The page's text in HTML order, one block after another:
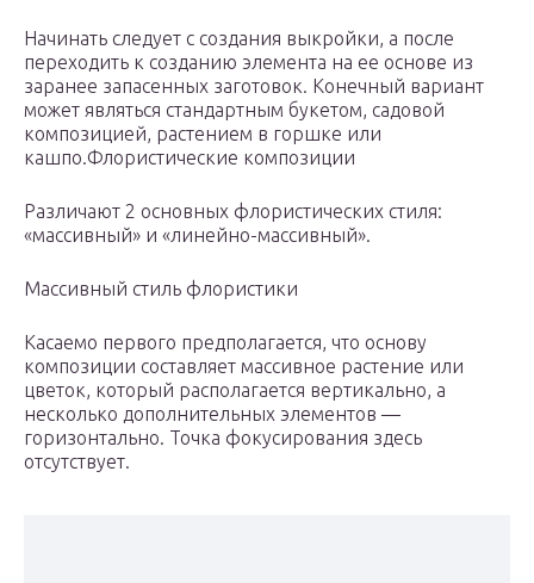
Начинать следует с создания выкройки, а после
переходить к созданию элемента на ее основе из
заранее запасенных заготовок. Конечный вариант
может являться стандартным букетом, садовой
композицией, растением в горшке или
кашпо.Флористические композиции
Различают 2 основных флористических стиля:
«массивный» и «линейно-массивный».
Массивный стиль флористики
Касаемо первого предполагается, что основу
композиции составляет массивное растение или
цветок, который располагается вертикально, а
несколько дополнительных элементов —
горизонтально. Точка фокусирования здесь
отсутствует.